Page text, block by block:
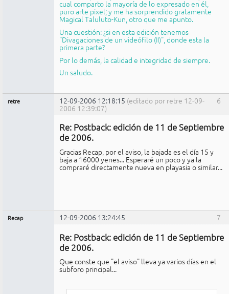
cual comparto la mayoría de lo expresado en él,
puro arte pixel; y me ha sorprendido gratamente
Magical Taluluto-Kun, otro que me apunto.
Una cuestión: ¿si en esta edición tenemos
"Divagaciones de un videófilo (II)", donde esta la
primera parte?
Por lo demás, la calidad e integridad de siempre.
Un saludo.
6
retre 12-09-2006 12:18:15 (editado por retre 12-09-
2006 12:39:07)
Re: Postback: edición de 11 de Septiembre
de 2006.
Gracias Recap, por el aviso, la bajada es el día 15 y
baja a 16000 yenes... Esperaré un poco y ya la
compraré directamente nueva en playasia o similar...
7
Recap 12-09-2006 13:24:45
Re: Postback: edición de 11 de Septiembre
de 2006.
Que conste que "el aviso" lleva ya varios días en el
subforo principal...